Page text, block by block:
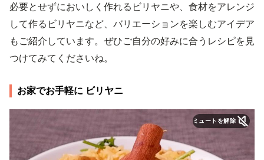
必要とせずにおいしく作れるビリヤニや、食材をアレンジ
して作るビリヤニなど、バリエーションを楽しむアイデア
もご紹介しています。ぜひご自分の好みに合うレシピを見
つけてみてくださいね。
お家でお手軽に ビリヤニ
ミュートを解除